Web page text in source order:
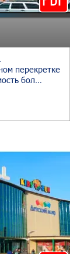
перекретке
бол…